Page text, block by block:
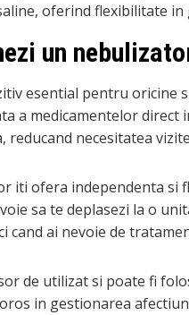
oferind flexibilitate
un
esential pentru oricine
a medicamentelor
necesitatea
iti ofera independenta si
sa te deplasezi la o
cand ai nevoie de
de utilizat si poate fi
in gestionarea